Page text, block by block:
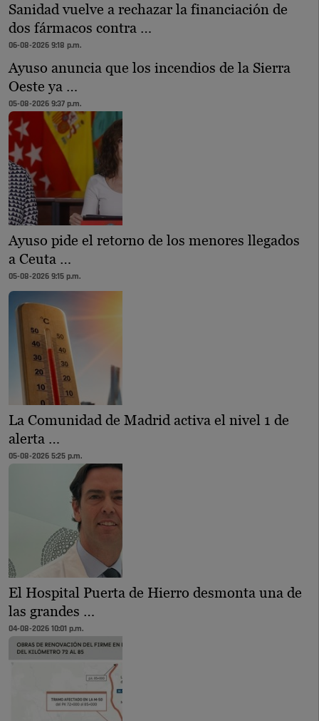
Sanidad vuelve a rechazar la financiación de
dos fármacos contra …
06-08-2026 9:18 p.m.
Ayuso anuncia que los incendios de la Sierra
Oeste ya …
05-08-2026 9:37 p.m.
Ayuso pide el retorno de los menores llegados
a Ceuta …
05-08-2026 9:15 p.m.
La Comunidad de Madrid activa el nivel 1 de
alerta …
05-08-2026 5:25 p.m.
El Hospital Puerta de Hierro desmonta una de
las grandes …
04-08-2026 10:01 p.m.